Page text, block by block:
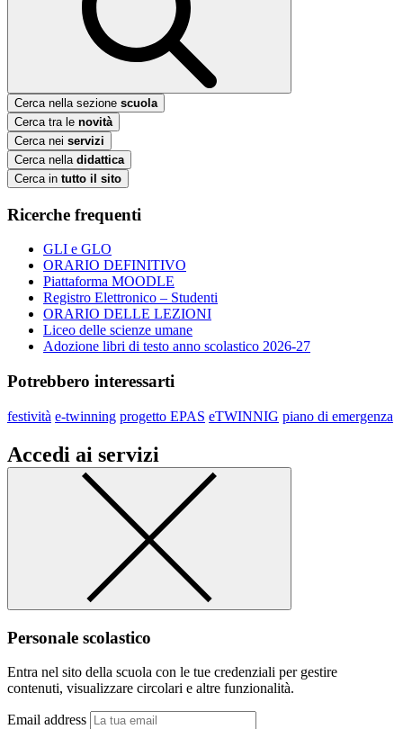
Cerca nella sezione scuola
Cerca tra le novità
Cerca nei servizi
Cerca nella didattica
Cerca in tutto il sito
Ricerche frequenti
GLI e GLO
ORARIO DEFINITIVO
Piattaforma MOODLE
Registro Elettronico – Studenti
ORARIO DELLE LEZIONI
Liceo delle scienze umane
Adozione libri di testo anno scolastico 2026-27
Potrebbero interessarti
festività e-twinning progetto EPAS eTWINNIG piano di emergenza
Accedi ai servizi
Personale scolastico
Entra nel sito della scuola con le tue credenziali per gestire
contenuti, visualizzare circolari e altre funzionalità.
Email address